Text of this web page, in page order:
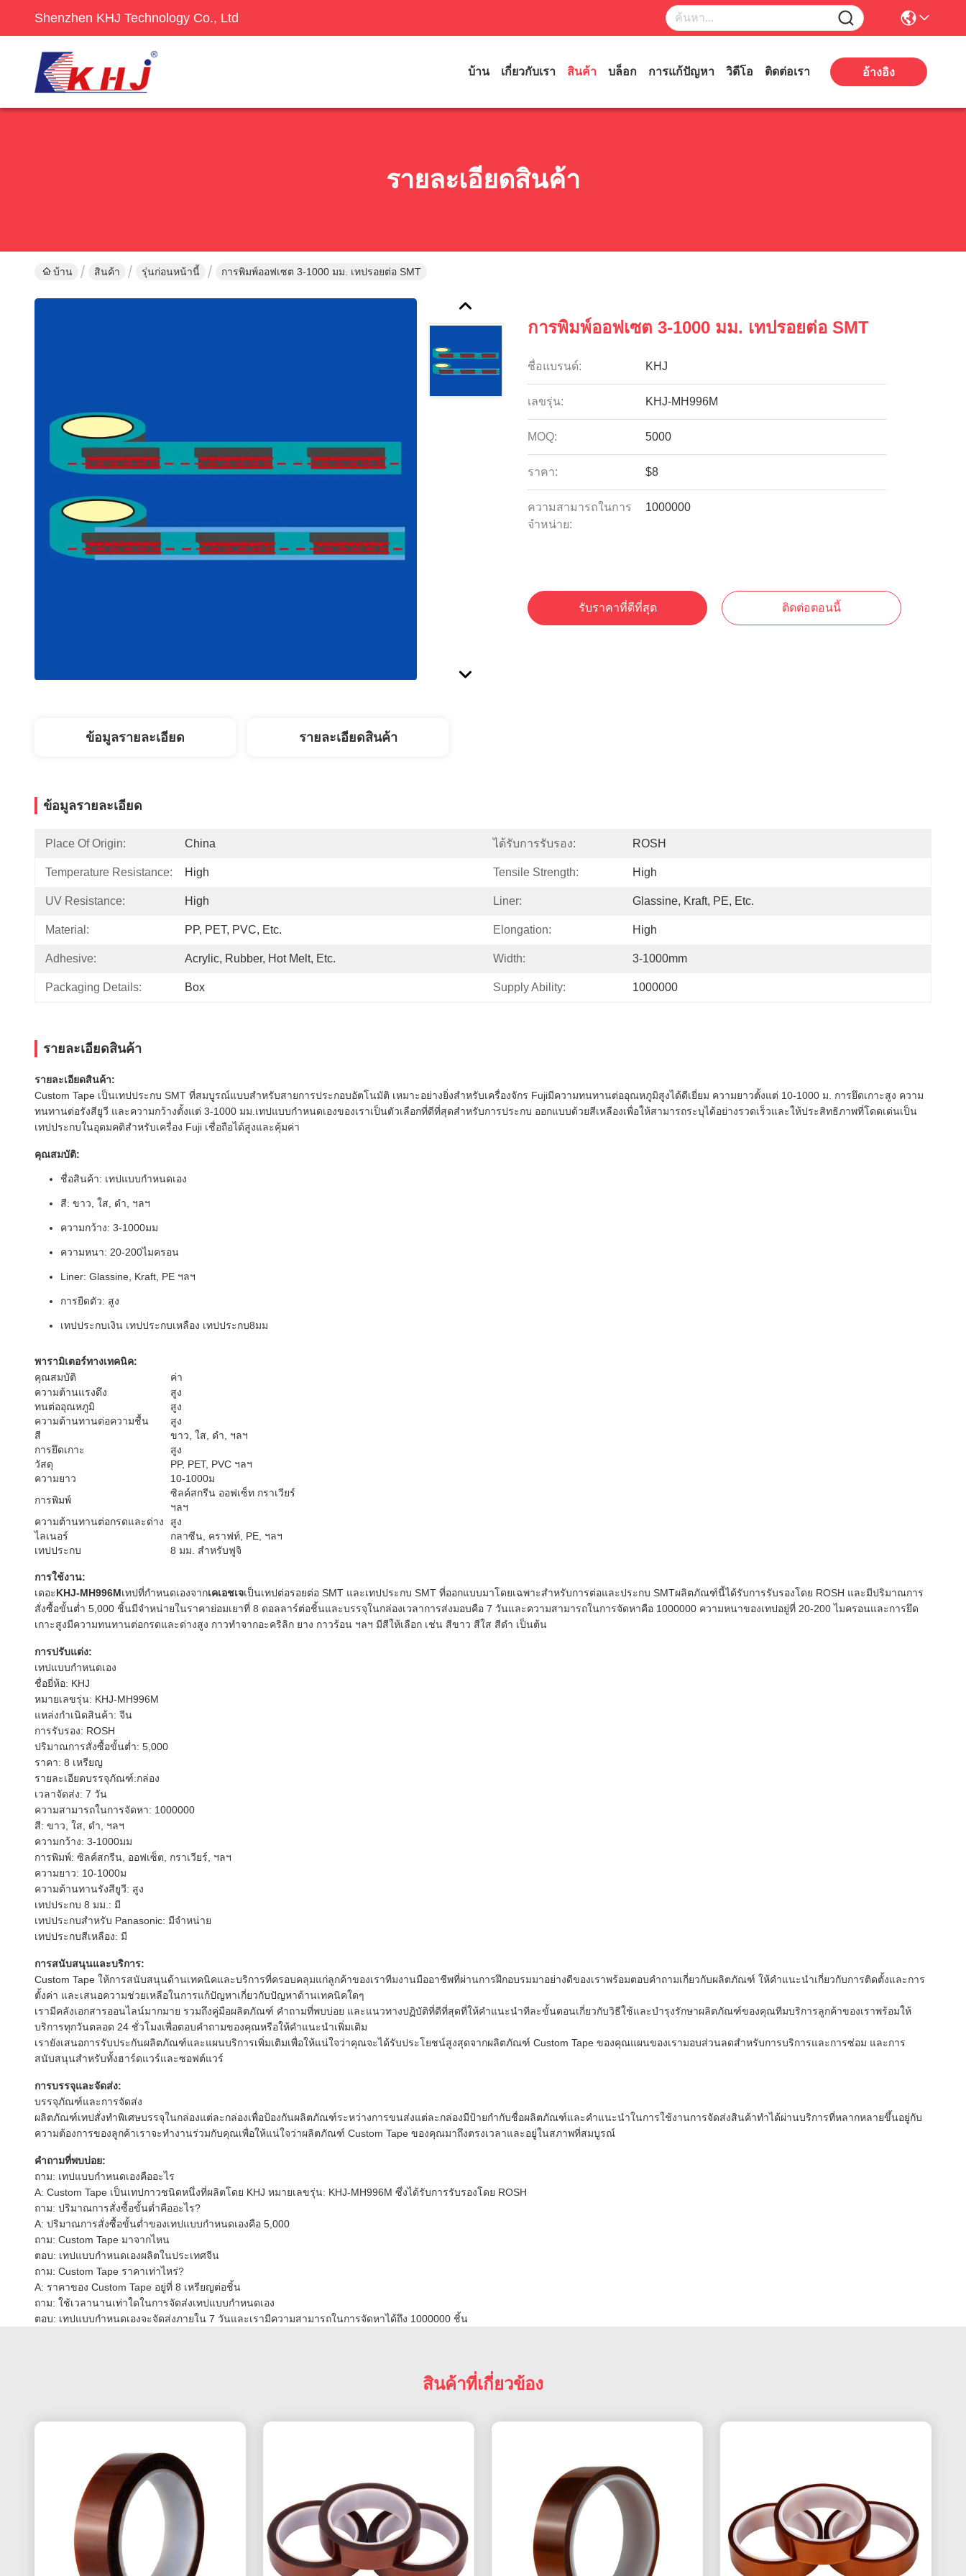
Shenzhen KHJ Technology Co., Ltd
บ้าน เกี่ยวกับเรา สินค้า บล็อก การแก้ปัญหา วิดีโอ ติดต่อเรา อ้างอิง
รายละเอียดสินค้า
บ้าน สินค้า รุ่นก่อนหน้านี้ การพิมพ์ออฟเซต 3-1000 มม. เทปรอยต่อ SMT
การพิมพ์ออฟเซต 3-1000 มม. เทปรอยต่อ SMT
ชื่อแบรนด์: KHJ
เลขรุ่น: KHJ-MH996M
MOQ: 5000
ราคา: $8
ความสามารถในการ
จําหน่าย:
1000000
รับราคาที่ดีที่สุด ติดต่อตอนนี้
ข้อมูลรายละเอียด รายละเอียดสินค้า
ข้อมูลรายละเอียด
Place Of Origin: China ได้รับการรับรอง: ROSH
Temperature Resistance: High Tensile Strength: High
UV Resistance: High Liner: Glassine, Kraft, PE, Etc.
Material: PP, PET, PVC, Etc. Elongation: High
Adhesive: Acrylic, Rubber, Hot Melt, Etc. Width: 3-1000mm
Packaging Details: Box Supply Ability: 1000000
รายละเอียดสินค้า
รายละเอียดสินค้า:
Custom Tape เป็นเทปประกบ SMT ที่สมบูรณ์แบบสำหรับสายการประกอบอัตโนมัติ เหมาะอย่างยิ่งสำหรับเครื่องจักร Fujiมีความทนทานต่ออุณหภูมิสูงได้ดีเยี่ยม ความยาวตั้งแต่ 10-1000 ม. การยึดเกาะสูง ความ
ทนทานต่อรังสียูวี และความกว้างตั้งแต่ 3-1000 มม.เทปแบบกำหนดเองของเราเป็นตัวเลือกที่ดีที่สุดสำหรับการประกบ ออกแบบด้วยสีเหลืองเพื่อให้สามารถระบุได้อย่างรวดเร็วและให้ประสิทธิภาพที่โดดเด่นเป็น
เทปประกบในอุดมคติสำหรับเครื่อง Fuji เชื่อถือได้สูงและคุ้มค่า
คุณสมบัติ:
ชื่อสินค้า: เทปแบบกำหนดเอง
สี: ขาว, ใส, ดำ, ฯลฯ
ความกว้าง: 3-1000มม
ความหนา: 20-200ไมครอน
Liner: Glassine, Kraft, PE ฯลฯ
การยืดตัว: สูง
เทปประกบเงิน เทปประกบเหลือง เทปประกบ8มม
พารามิเตอร์ทางเทคนิค:
คุณสมบัติ
ค่า
ความต้านแรงดึง
สูง
ทนต่ออุณหภูมิ
สูง
ความต้านทานต่อความชื้น
สูง
สี
ขาว, ใส, ดำ, ฯลฯ
การยึดเกาะ
สูง
วัสดุ
PP, PET, PVC ฯลฯ
ความยาว
10-1000ม
การพิมพ์
ซิลค์สกรีน ออฟเซ็ท กราเวียร์
ฯลฯ
ความต้านทานต่อกรดและด่าง
สูง
ไลเนอร์
กลาซีน, คราฟท์, PE, ฯลฯ
เทปประกบ
8 มม. สำหรับฟูจิ
การใช้งาน:
เดอะKHJ-MH996Mเทปที่กำหนดเองจากเคเอชเจเป็นเทปต่อรอยต่อ SMT และเทปประกบ SMT ที่ออกแบบมาโดยเฉพาะสำหรับการต่อและประกบ SMTผลิตภัณฑ์นี้ได้รับการรับรองโดย ROSH และมีปริมาณการ
สั่งซื้อขั้นต่ำ 5,000 ชิ้นมีจำหน่ายในราคาย่อมเยาที่ 8 ดอลลาร์ต่อชิ้นและบรรจุในกล่องเวลาการส่งมอบคือ 7 วันและความสามารถในการจัดหาคือ 1000000 ความหนาของเทปอยู่ที่ 20-200 ไมครอนและการยึด
เกาะสูงมีความทนทานต่อกรดและด่างสูง กาวทำจากอะคริลิก ยาง กาวร้อน ฯลฯ มีสีให้เลือก เช่น สีขาว สีใส สีดำ เป็นต้น
การปรับแต่ง:
เทปแบบกำหนดเอง
ชื่อยี่ห้อ: KHJ
หมายเลขรุ่น: KHJ-MH996M
แหล่งกำเนิดสินค้า: จีน
การรับรอง: ROSH
ปริมาณการสั่งซื้อขั้นต่ำ: 5,000
ราคา: 8 เหรียญ
รายละเอียดบรรจุภัณฑ์:กล่อง
เวลาจัดส่ง: 7 วัน
ความสามารถในการจัดหา: 1000000
สี: ขาว, ใส, ดำ, ฯลฯ
ความกว้าง: 3-1000มม
การพิมพ์: ซิลค์สกรีน, ออฟเซ็ต, กราเวียร์, ฯลฯ
ความยาว: 10-1000ม
ความต้านทานรังสียูวี: สูง
เทปประกบ 8 มม.: มี
เทปประกบสำหรับ Panasonic: มีจำหน่าย
เทปประกบสีเหลือง: มี
การสนับสนุนและบริการ:
Custom Tape ให้การสนับสนุนด้านเทคนิคและบริการที่ครอบคลุมแก่ลูกค้าของเราทีมงานมืออาชีพที่ผ่านการฝึกอบรมมาอย่างดีของเราพร้อมตอบคำถามเกี่ยวกับผลิตภัณฑ์ ให้คำแนะนำเกี่ยวกับการติดตั้งและการ
ตั้งค่า และเสนอความช่วยเหลือในการแก้ปัญหาเกี่ยวกับปัญหาด้านเทคนิคใดๆ
เรามีคลังเอกสารออนไลน์มากมาย รวมถึงคู่มือผลิตภัณฑ์ คำถามที่พบบ่อย และแนวทางปฏิบัติที่ดีที่สุดที่ให้คำแนะนำทีละขั้นตอนเกี่ยวกับวิธีใช้และบำรุงรักษาผลิตภัณฑ์ของคุณทีมบริการลูกค้าของเราพร้อมให้
บริการทุกวันตลอด 24 ชั่วโมงเพื่อตอบคำถามของคุณหรือให้คำแนะนำเพิ่มเติม
เรายังเสนอการรับประกันผลิตภัณฑ์และแผนบริการเพิ่มเติมเพื่อให้แน่ใจว่าคุณจะได้รับประโยชน์สูงสุดจากผลิตภัณฑ์ Custom Tape ของคุณแผนของเรามอบส่วนลดสำหรับการบริการและการซ่อม และการ
สนับสนุนสำหรับทั้งฮาร์ดแวร์และซอฟต์แวร์
การบรรจุและจัดส่ง:
บรรจุภัณฑ์และการจัดส่ง
ผลิตภัณฑ์เทปสั่งทำพิเศษบรรจุในกล่องแต่ละกล่องเพื่อป้องกันผลิตภัณฑ์ระหว่างการขนส่งแต่ละกล่องมีป้ายกำกับชื่อผลิตภัณฑ์และคำแนะนำในการใช้งานการจัดส่งสินค้าทำได้ผ่านบริการที่หลากหลายขึ้นอยู่กับ
ความต้องการของลูกค้าเราจะทำงานร่วมกับคุณเพื่อให้แน่ใจว่าผลิตภัณฑ์ Custom Tape ของคุณมาถึงตรงเวลาและอยู่ในสภาพที่สมบูรณ์
คำถามที่พบบ่อย:
ถาม: เทปแบบกำหนดเองคืออะไร
A: Custom Tape เป็นเทปกาวชนิดหนึ่งที่ผลิตโดย KHJ หมายเลขรุ่น: KHJ-MH996M ซึ่งได้รับการรับรองโดย ROSH
ถาม: ปริมาณการสั่งซื้อขั้นต่ำคืออะไร?
A: ปริมาณการสั่งซื้อขั้นต่ำของเทปแบบกำหนดเองคือ 5,000
ถาม: Custom Tape มาจากไหน
ตอบ: เทปแบบกำหนดเองผลิตในประเทศจีน
ถาม: Custom Tape ราคาเท่าไหร่?
A: ราคาของ Custom Tape อยู่ที่ 8 เหรียญต่อชิ้น
ถาม: ใช้เวลานานเท่าใดในการจัดส่งเทปแบบกำหนดเอง
ตอบ: เทปแบบกำหนดเองจะจัดส่งภายใน 7 วันและเรามีความสามารถในการจัดหาได้ถึง 1000000 ชิ้น
สินค้าที่เกี่ยวข้อง